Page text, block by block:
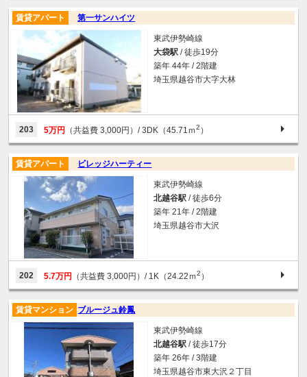
第一サンハイツ
賃貸アパート
東武伊勢崎線
大袋駅 / 徒歩19分
築年 44年 / 2階建
埼玉県越谷市大字大林
203 5万円 （共益費 3,000円）/ 3DK（45.71ｍ2 ）
ビレッジハーティー
賃貸アパート
東武伊勢崎線
北越谷駅 / 徒歩6分
築年 21年 / 2階建
埼玉県越谷市大沢
202 5.7万円 （共益費 3,000円）/ 1K（24.22ｍ2 ）
ブルージュ鈴鳳
賃貸マンション
東武伊勢崎線
北越谷駅 / 徒歩17分
築年 26年 / 3階建
埼玉県越谷市東大沢２丁目